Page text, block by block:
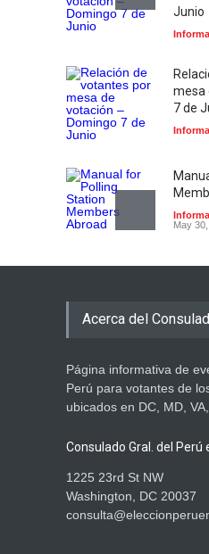
Junio
mesa
7 de
May
Mesa
está
May 28,
Acerca del
Página informativa de
Perú para votantes de
ubicados en DC, MD,
Consulado Gral. del Perú
1225 23rd St NW
Washington, DC 20037